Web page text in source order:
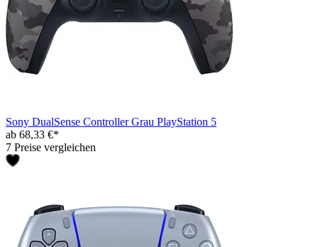
Sony DualSense Controller Grau PlayStation 5
ab 68,33 €*
7 Preise vergleichen